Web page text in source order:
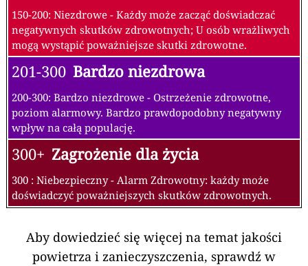
150-200: Niezdrowe - Każdy może zacząć doświadczać
negatywnych skutków zdrowotnych; U osób wrażliwych
mogą wystąpić poważniejsze skutki zdrowotne.
201-300 Bardzo niezdrowa
200-300: Bardzo niezdrowe - Ostrzeżenie zdrowotne,
poziom alarmowy. Bardzo prawdopodobny negatywny
wpływ na całą populację.
300+ Zagrożenie dla życia
300 : Niebezpieczny - Alarm Zdrowotny: każdy może
doświadczyć poważniejszych skutków zdrowotnych.
Aby dowiedzieć się więcej na temat jakości
powietrza i zanieczyszczenia, sprawdź w